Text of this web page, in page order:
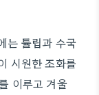
는 튤립과 수국
시원한 조화를
이루고 겨울